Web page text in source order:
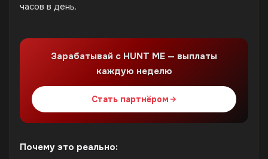
часов в день.
Зарабатывай с HUNT ME — выплаты
каждую неделю
Стать партнёром
Почему это реально: